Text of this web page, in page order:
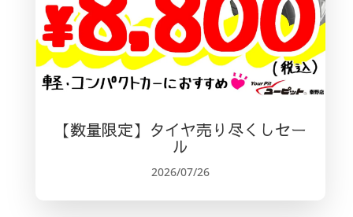
【数量限定】タイヤ売り尽くしセー
ル
2026/07/26